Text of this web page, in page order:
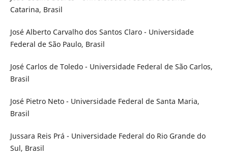
Catarina, Brasil
José Alberto Carvalho dos Santos Claro - Universidade
Federal de São Paulo, Brasil
José Carlos de Toledo - Universidade Federal de São Carlos,
Brasil
José Pietro Neto - Universidade Federal de Santa Maria,
Brasil
Jussara Reis Prá - Universidade Federal do Rio Grande do
Sul, Brasil